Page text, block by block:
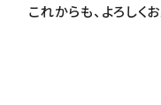
これからも、よろしく